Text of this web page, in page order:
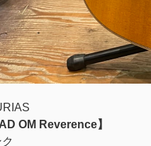
OM Reverence】